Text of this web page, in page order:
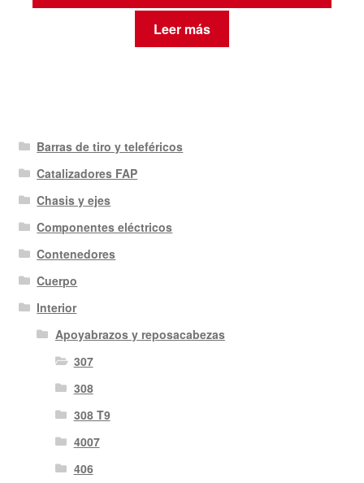
Leer más
Barras de tiro y teleféricos
Catalizadores FAP
Chasis y ejes
Componentes eléctricos
Contenedores
Cuerpo
Interior
Apoyabrazos y reposacabezas
307
308
308 T9
4007
406